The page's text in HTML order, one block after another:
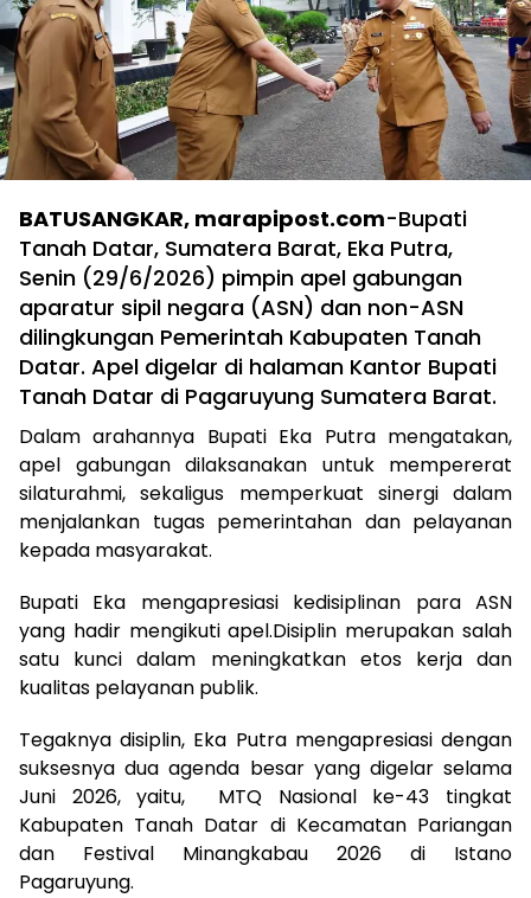
BATUSANGKAR, marapipost.com-Bupati
Tanah Datar, Sumatera Barat, Eka Putra,
Senin (29/6/2026) pimpin apel gabungan
aparatur sipil negara (ASN) dan non-ASN
dilingkungan Pemerintah Kabupaten Tanah
Datar. Apel digelar di halaman Kantor Bupati
Tanah Datar di Pagaruyung Sumatera Barat.
Dalam arahannya Bupati Eka Putra mengatakan,
apel gabungan dilaksanakan untuk mempererat
silaturahmi, sekaligus memperkuat sinergi dalam
menjalankan tugas pemerintahan dan pelayanan
kepada masyarakat.
Bupati Eka mengapresiasi kedisiplinan para ASN
yang hadir mengikuti apel.Disiplin merupakan salah
satu kunci dalam meningkatkan etos kerja dan
kualitas pelayanan publik.
Tegaknya disiplin, Eka Putra mengapresiasi dengan
suksesnya dua agenda besar yang digelar selama
Juni 2026, yaitu, MTQ Nasional ke-43 tingkat
Kabupaten Tanah Datar di Kecamatan Pariangan
dan Festival Minangkabau 2026 di Istano
Pagaruyung.